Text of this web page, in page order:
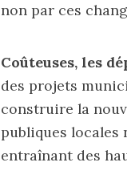
non par ces
Coûteuses, les
des projets
construire la
publiques locales
entraînant des